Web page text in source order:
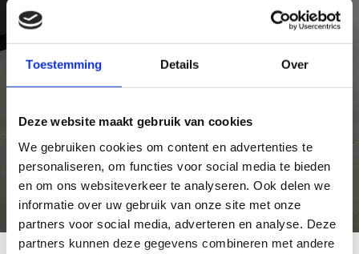
Toestemming Details Over
Deze website maakt gebruik van cookies
We gebruiken cookies om content en advertenties te
personaliseren, om functies voor social media te bieden
en om ons websiteverkeer te analyseren. Ook delen we
informatie over uw gebruik van onze site met onze
partners voor social media, adverteren en analyse. Deze
partners kunnen deze gegevens combineren met andere